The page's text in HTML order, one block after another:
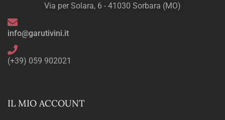
Via per Solara, 6 - 41030 Sorbara (MO)
info@garutivini.it
(+39) 059 902021
IL MIO ACCOUNT